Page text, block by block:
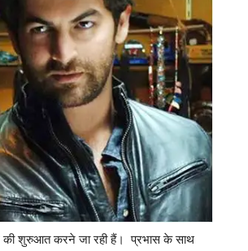
की शुरुआत करने जा रही हैं। प्रभास के साथ